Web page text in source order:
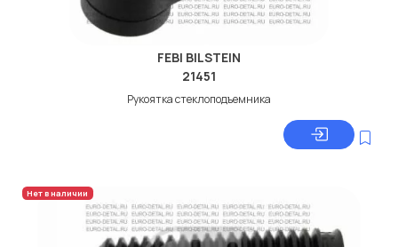
FEBI BILSTEIN
21451
Рукоятка стеклоподъемника
Нет в наличии